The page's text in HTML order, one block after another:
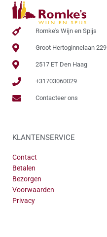
Romke's Wijn en Spijs
Groot Hertoginnelaan 229
2517 ET Den Haag
+31703060029
Contacteer ons
KLANTENSERVICE
Contact
Betalen
Bezorgen
Voorwaarden
Privacy